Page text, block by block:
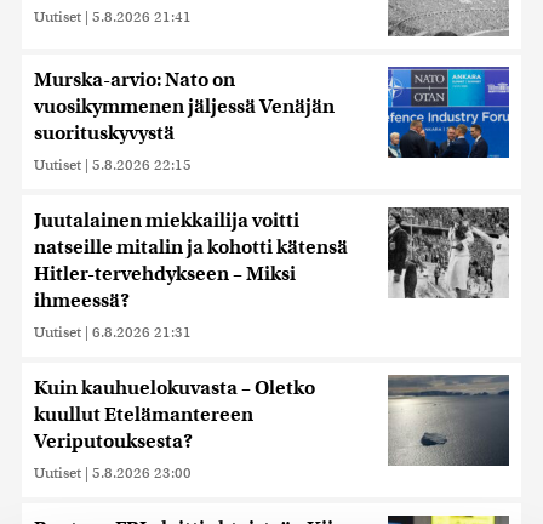
Uutiset | 5.8.2026 21:41
Murska-arvio: Nato on
vuosikymmenen jäljessä Venäjän
suorituskyvystä
Uutiset | 5.8.2026 22:15
Juutalainen miekkailija voitti
natseille mitalin ja kohotti kätensä
Hitler-tervehdykseen – Miksi
ihmeessä?
Uutiset | 6.8.2026 21:31
Kuin kauhuelokuvasta – Oletko
kuullut Etelämantereen
Veriputouksesta?
Uutiset | 5.8.2026 23:00